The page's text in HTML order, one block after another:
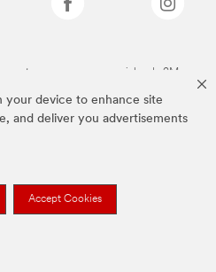
your device to enhance site
and deliver you advertisements
Accept Cookies
son marcas comerciales de 3M.